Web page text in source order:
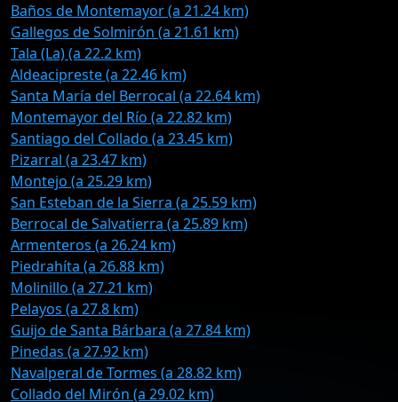
Baños de Montemayor (a 21.24 km)
Gallegos de Solmirón (a 21.61 km)
Tala (La) (a 22.2 km)
Aldeacipreste (a 22.46 km)
Santa María del Berrocal (a 22.64 km)
Montemayor del Río (a 22.82 km)
Santiago del Collado (a 23.45 km)
Pizarral (a 23.47 km)
Montejo (a 25.29 km)
San Esteban de la Sierra (a 25.59 km)
Berrocal de Salvatierra (a 25.89 km)
Armenteros (a 26.24 km)
Piedrahíta (a 26.88 km)
Molinillo (a 27.21 km)
Pelayos (a 27.8 km)
Guijo de Santa Bárbara (a 27.84 km)
Pinedas (a 27.92 km)
Navalperal de Tormes (a 28.82 km)
Collado del Mirón (a 29.02 km)